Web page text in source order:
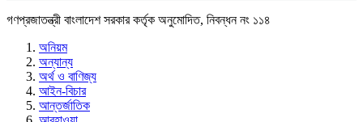
গণপ্রজাতন্ত্রী বাংলাদেশ সরকার কর্তৃক অনুমোদিত, নিবন্ধন নং ১১৪
অনিয়ম
অন্যান্য
অর্থ ও বাণিজ্য
আইন-বিচার
আন্তর্জাতিক